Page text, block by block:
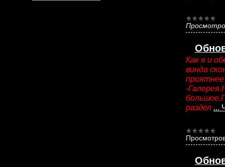
Как я и
винда
-
раздел ...